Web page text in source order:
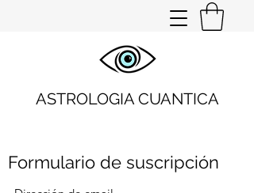
ASTROLOGIA CUANTICA
Formulario de suscripción